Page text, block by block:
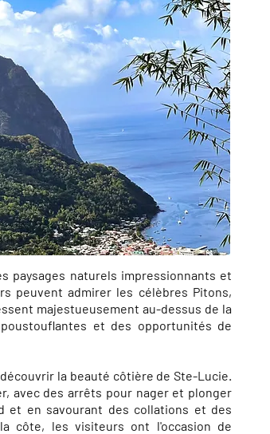
paysages naturels impressionnants et
peuvent admirer les célèbres Pitons,
majestueusement au-dessus de la
et des opportunités de
la beauté côtière de Ste-Lucie.
avec des arrêts pour nager et plonger
et en savourant des collations et des
côte, les visiteurs ont l'occasion de